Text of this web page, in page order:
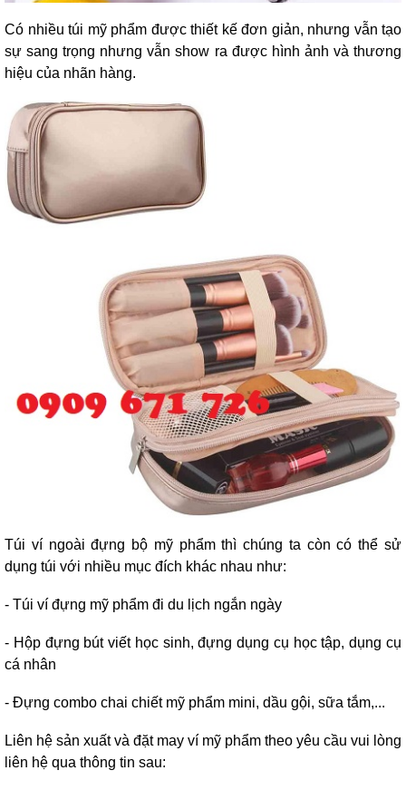
Có nhiều túi mỹ phẩm được thiết kế đơn giản, nhưng vẫn tạo
sự sang trọng nhưng vẫn show ra được hình ảnh và thương
hiệu của nhãn hàng.
Túi ví ngoài đựng bộ mỹ phẩm thì chúng ta còn có thể sử
dụng túi với nhiều mục đích khác nhau như:
- Túi ví đựng mỹ phẩm đi du lịch ngắn ngày
- Hộp đựng bút viết học sinh, đựng dụng cụ học tập, dụng cụ
cá nhân
- Đựng combo chai chiết mỹ phẩm mini, dầu gội, sữa tắm,...
Liên hệ sản xuất và đặt may ví mỹ phẩm theo yêu cầu vui lòng
liên hệ qua thông tin sau: